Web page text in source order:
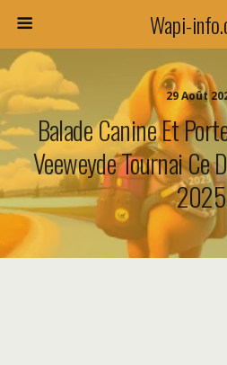
Wapi-
29 Août
Balade Canine Et
Veeweyde Tournai Ce
2025